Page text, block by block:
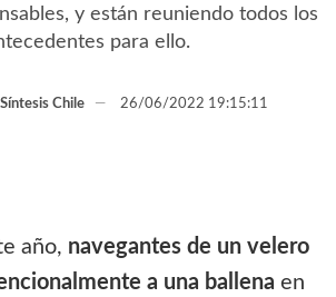
y están reuniendo todos los
para ello.
Chile 26/06/2022 19:15:11
año, navegantes de un velero
a una ballena en